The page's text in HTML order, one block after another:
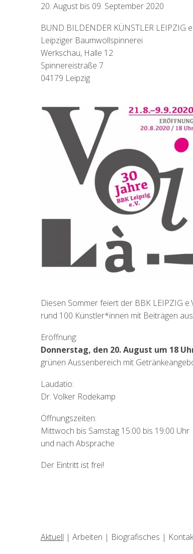
20. August bis 09. September 2020
BUND BILDENDER KÜNSTLER LEIPZIG
Leipziger Baumwollspinnerei
Werkschau, Halle 12
Spinnereistraße 7
04179 Leipzig
Diesen Sommer feiert der BBK LEIPZIG
rund 100 Künstler*innen mit Beiträgen
Eröffnung:
Donnerstag, den 20. August um 18
grünen Aussenbereich mit
Laudatio:
Dr. Volker Rodekamp
Öffnungszeiten:
Mittwoch bis Samstag 15:00 bis 19:00 Uhr
und nach Absprache
Der Eintritt ist frei!
Aktuell | Arbeiten | Biografisches |